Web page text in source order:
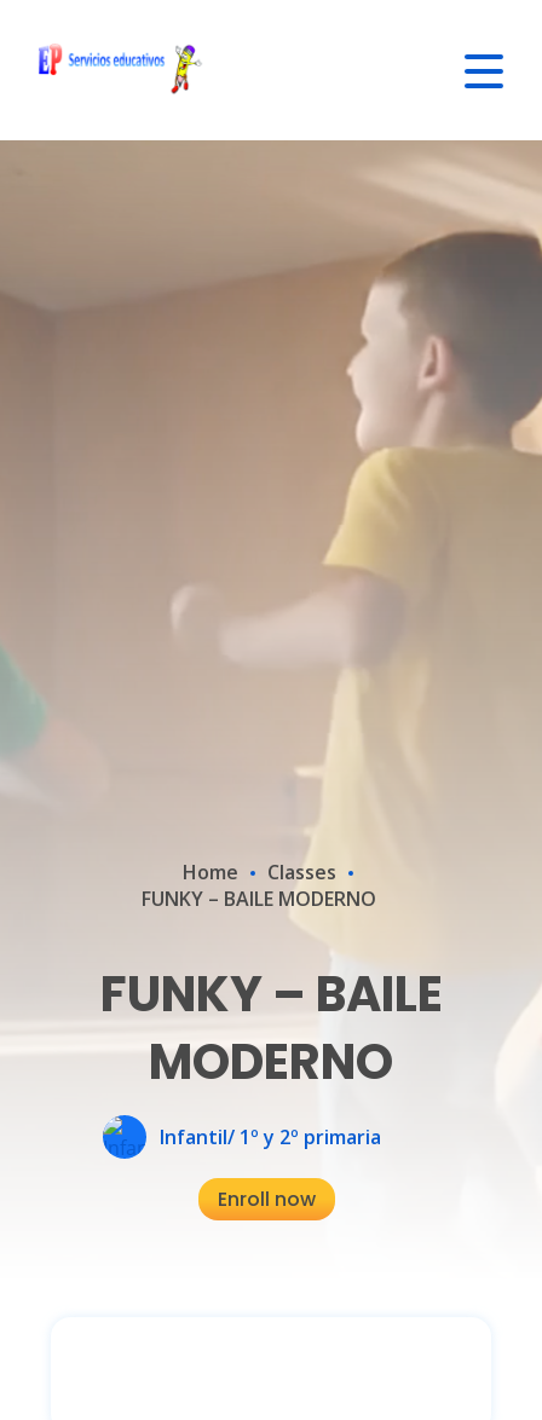
Home
Classes
FUNKY – BAILE MODERNO
FUNKY – BAILE
MODERNO
Infantil/ 1º y 2º primaria
Enroll now